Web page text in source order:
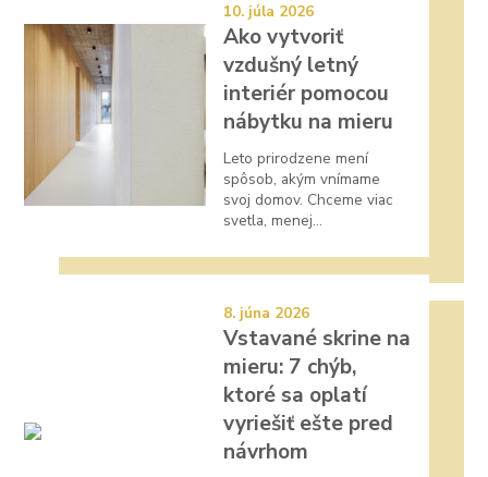
10. júla 2026
Ako vytvoriť
vzdušný letný
interiér pomocou
nábytku na mieru
Leto prirodzene mení
spôsob, akým vnímame
svoj domov. Chceme viac
svetla, menej...
8. júna 2026
Vstavané skrine na
mieru: 7 chýb,
ktoré sa oplatí
vyriešiť ešte pred
návrhom